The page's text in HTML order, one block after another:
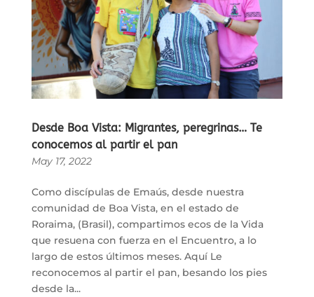
Desde Boa Vista: Migrantes, peregrinas… Te
conocemos al partir el pan
May 17, 2022
Como discípulas de Emaús, desde nuestra
comunidad de Boa Vista, en el estado de
Roraima, (Brasil), compartimos ecos de la Vida
que resuena con fuerza en el Encuentro, a lo
largo de estos últimos meses. Aquí Le
reconocemos al partir el pan, besando los pies
desde la...